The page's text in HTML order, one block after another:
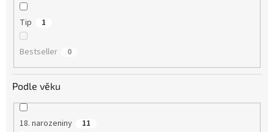
Tip 1
Bestseller 0
Podle věku
18. narozeniny 11